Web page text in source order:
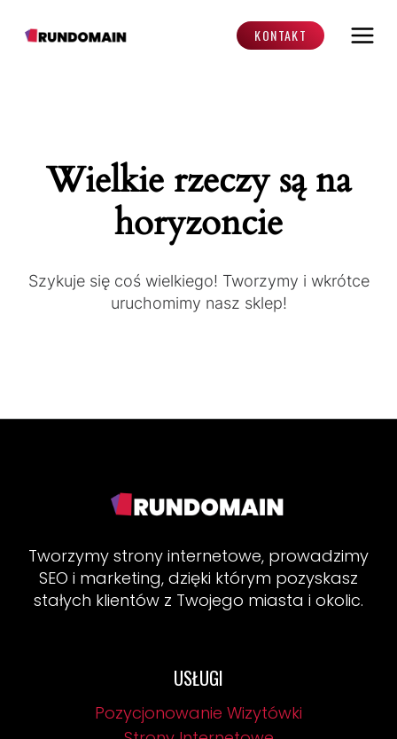
KONTAKT
Wielkie rzeczy są na
horyzoncie
Szykuje się coś wielkiego! Tworzymy i wkrótce
uruchomimy nasz sklep!
Tworzymy strony internetowe, prowadzimy
SEO i marketing, dzięki którym pozyskasz
stałych klientów z Twojego miasta i okolic.
USŁUGI
Pozycjonowanie Wizytówki